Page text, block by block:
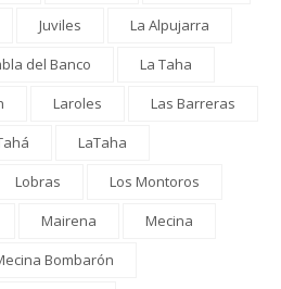
Juviles
La Alpujarra
del Banco
La Taha
Laroles
Las Barreras
LaTaha
Lobras
Los Montoros
Mairena
Mecina
Bombarón